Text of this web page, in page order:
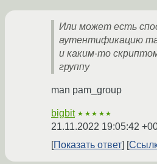
Или может есть
аутентификацию
и каким-то
группу
man pam_group
bigbit ★★★★★
21.11.2022 19:05:42
Показать ответ